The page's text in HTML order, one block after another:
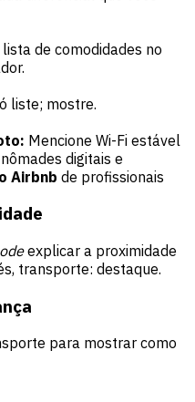
lista de comodidades no
liste; mostre.
Mencione Wi-Fi estável
digitais e
Airbnb de profissionais
explicar a proximidade
transporte: destaque.
para mostrar como